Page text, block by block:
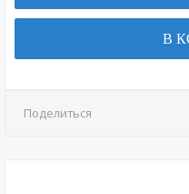
В
Поделиться